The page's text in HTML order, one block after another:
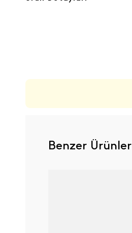
Benzer Ürünler